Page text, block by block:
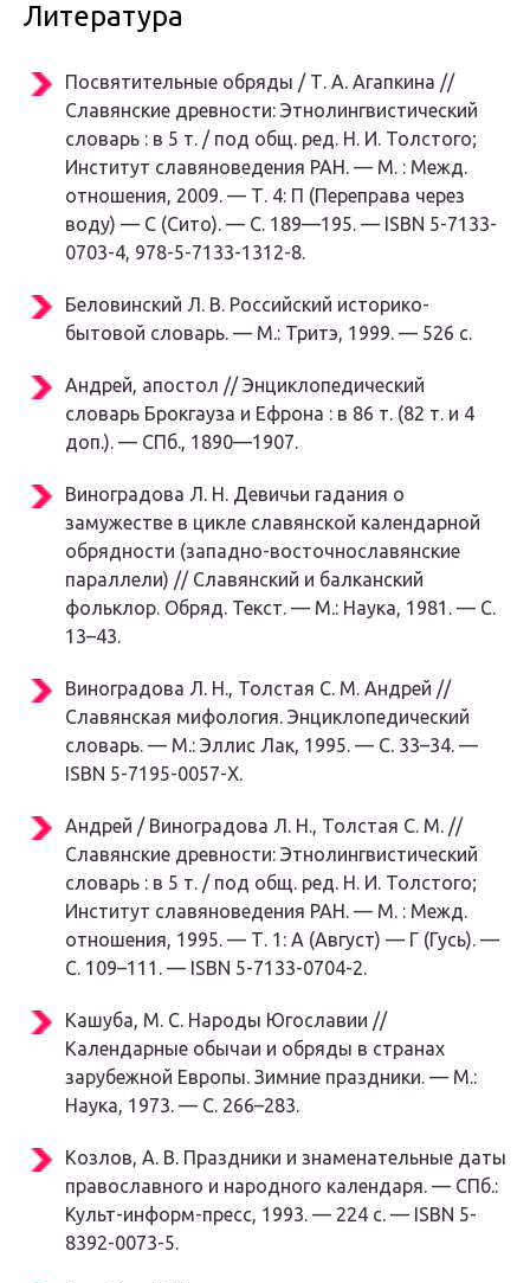
Литература
Посвятительные обряды / Т. А. Агапкина //
Славянские древности: Этнолингвистический
словарь : в 5 т. / под общ. ред. Н. И. Толстого;
Институт славяноведения РАН. — М. : Межд.
отношения, 2009. — Т. 4: П (Переправа через
воду) — С (Сито). — С. 189—195. — ISBN 5-7133-
0703-4, 978-5-7133-1312-8.
Беловинский Л. В. Российский историко-
бытовой словарь. — М.: Тритэ, 1999. — 526 с.
Андрей, апостол // Энциклопедический
словарь Брокгауза и Ефрона : в 86 т. (82 т. и 4
доп.). — СПб., 1890—1907.
Виноградова Л. Н. Девичьи гадания о
замужестве в цикле славянской календарной
обрядности (западно-восточнославянские
параллели) // Славянский и балканский
фольклор. Обряд. Текст. — М.: Наука, 1981. — С.
13–43.
Виноградова Л. Н., Толстая С. М. Андрей //
Славянская мифология. Энциклопедический
словарь. — М.: Эллис Лак, 1995. — С. 33–34. —
ISBN 5-7195-0057-X.
Андрей / Виноградова Л. Н., Толстая С. М. //
Славянские древности: Этнолингвистический
словарь : в 5 т. / под общ. ред. Н. И. Толстого;
Институт славяноведения РАН. — М. : Межд.
отношения, 1995. — Т. 1: А (Август) — Г (Гусь). —
С. 109–111. — ISBN 5-7133-0704-2.
Кашуба, М. С. Народы Югославии //
Календарные обычаи и обряды в странах
зарубежной Европы. Зимние праздники. — М.:
Наука, 1973. — С. 266–283.
Козлов, А. В. Праздники и знаменательные даты
православного и народного календаря. — СПб.:
Культ-информ-пресс, 1993. — 224 с. — ISBN 5-
8392-0073-5.